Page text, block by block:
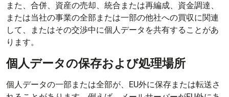
また、合併、資産の売却、統合または再編成、資金調達、
または当社の事業の全部または一部の他社への買収に関連
して、またはその交渉中に個人データを共有することがあ
ります。
個人データの保存および処理場所
個人データの一部または全部が、EU外に保存または転送さ